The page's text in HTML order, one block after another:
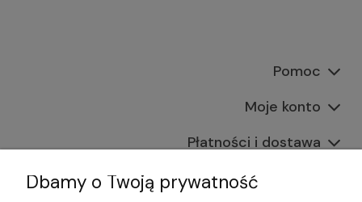
Pomoc
Moje konto
Płatności i dostawa
Informacje
Dbamy o Twoją prywatność